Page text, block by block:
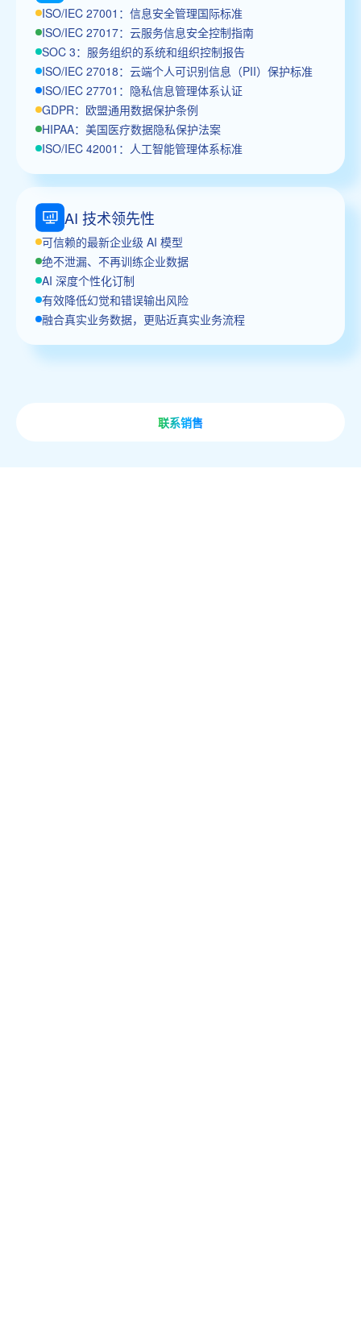
ISO/IEC 27001：信息安全管理国际标准
ISO/IEC 27017：云服务信息安全控制指南
SOC 3：服务组织的系统和组织控制报告
ISO/IEC 27018：云端个人可识别信息（PII）保护标准
ISO/IEC 27701：隐私信息管理体系认证
GDPR：欧盟通用数据保护条例
HIPAA：美国医疗数据隐私保护法案
ISO/IEC 42001：人工智能管理体系标准
AI 技术领先性
可信赖的最新企业级 AI 模型
绝不泄漏、不再训练企业数据
AI 深度个性化订制
有效降低幻觉和错误输出风险
融合真实业务数据，更贴近真实业务流程
联系销售